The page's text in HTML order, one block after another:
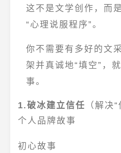
这不是文学创作，而
“心理说服程序”。
你不需要有多好的文
架并真诚地“填空”，
事。
1.破冰建立信任
（解决
个人品牌故事
初心故事